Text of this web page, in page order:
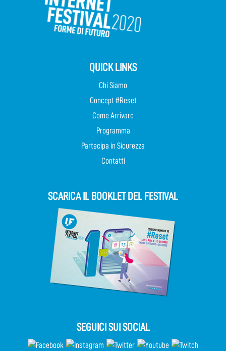
QUICK LINKS
Chi Siamo
Concept #Reset
Come Arrivare
Programma
Partecipa in Sicurezza
Contatti
SCARICA IL BOOKLET DEL FESTIVAL
SEGUICI SUI SOCIAL